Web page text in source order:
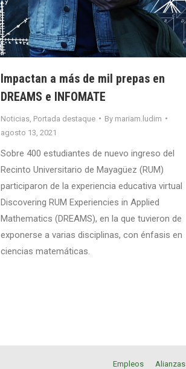
Impactan a más de mil prepas en
DREAMS e INFOMATE
Noticias Portada destaque By mariam.ludim
agosto 13, 2021
Sobre 400 estudiantes de nuevo ingreso del
Recinto Universitario de Mayagüez (RUM)
participaron de la experiencia educativa virtual
Discovering RUM Experiencies in Applied
Mathematics (DREAMS), en la que tuvieron de
exponerse a varias disciplinas, con énfasis en
ciencias matemáticas.
Empleos Alianzas